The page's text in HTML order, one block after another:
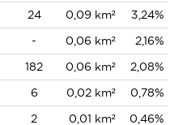
24 0,09 km²
3,24%
- 0,06 km²
2,16%
182 0,06 km²
2,08%
6 0,02 km²
0,78%
2 0,01 km²
0,46%